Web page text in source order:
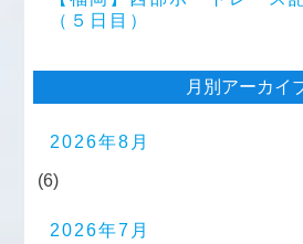
（５日目）
月別アーカイ
2026年8月
(6)
2026年7月